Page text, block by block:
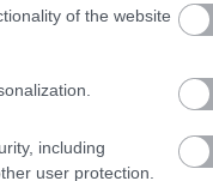
of the website
including
user protection.